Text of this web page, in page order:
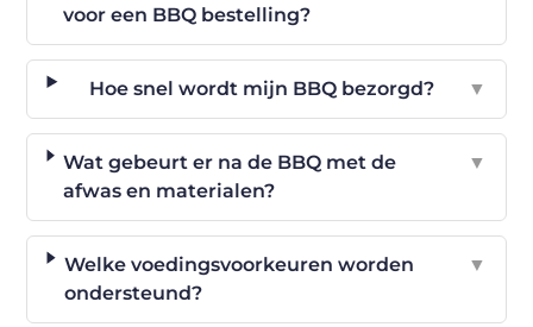
voor een BBQ bestelling?
Hoe snel wordt mijn BBQ bezorgd? ▼
Wat gebeurt er na de BBQ met de
afwas en materialen?
▼
Welke voedingsvoorkeuren worden
ondersteund?
▼